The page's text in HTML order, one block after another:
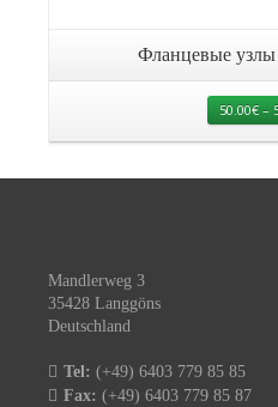
Фланцевые
50.00€–
Mandlerweg 3
35428 Langgöns
Deutschland
Tel: (+49) 6403 779 85 85
Fax: (+49) 6403 779 85 87